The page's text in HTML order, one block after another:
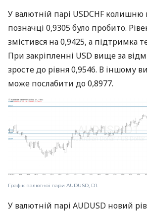
У валютній парі USDCHF
позначці 0,9305 було пробито.
змістився на 0,9425, а підтримка
При закріпленні USD вище за
зросте до рівня 0,9546. В іншому
може послабити до 0,8977.
Графік валютної пари AUDUSD, D1.
У валютній парі AUDUSD новий